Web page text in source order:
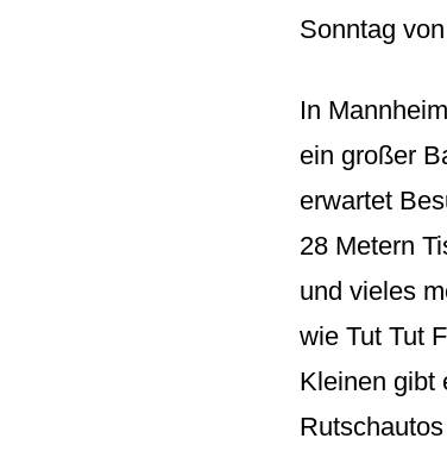
Sonntag
In
ein großer
erwartet
28 Metern
und vieles
wie Tut Tut
Kleinen gibt